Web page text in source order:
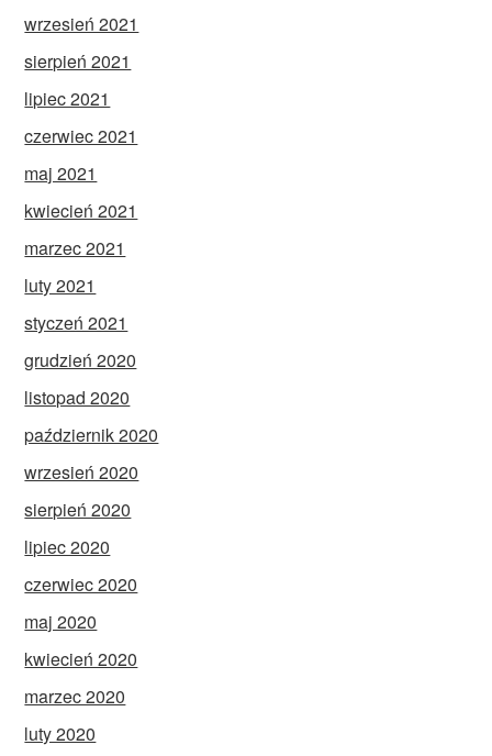
wrzesień 2021
sierpień 2021
lipiec 2021
czerwiec 2021
maj 2021
kwiecień 2021
marzec 2021
luty 2021
styczeń 2021
grudzień 2020
listopad 2020
październik 2020
wrzesień 2020
sierpień 2020
lipiec 2020
czerwiec 2020
maj 2020
kwiecień 2020
marzec 2020
luty 2020